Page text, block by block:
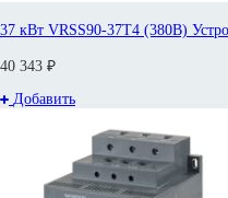
37 кВт VRSS90-37T4 (380В)
40 343 ₽
Добавить